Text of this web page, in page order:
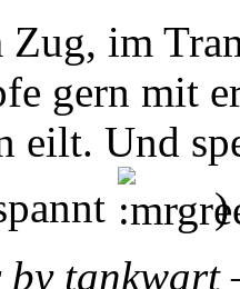
Zug, im
gern mit
eilt. Und
)
by